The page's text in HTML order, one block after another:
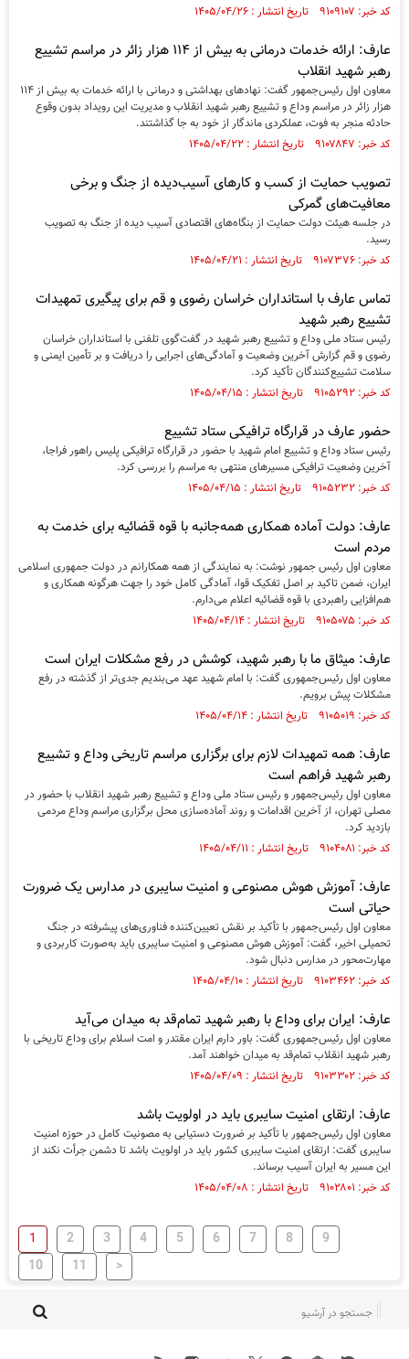
کد خبر: ۹۱۰۹۱۰۷ تاریخ انتشار : ۱۴۰۵/۰۴/۲۶
عارف: ارائه خدمات درمانی به بیش از ۱۱۴ هزار زائر در مراسم تشییع
رهبر شهید انقلاب
معاون اول رئیس‌جمهور گفت: نهاد‌های بهداشتی و درمانی با ارائه خدمات به بیش از ۱۱۴
هزار زائر در مراسم وداع و تشییع رهبر شهید انقلاب و مدیریت این رویداد بدون وقوع
حادثه منجر به فوت، عملکردی ماندگار از خود به جا گذاشتند.
کد خبر: ۹۱۰۷۸۴۷ تاریخ انتشار : ۱۴۰۵/۰۴/۲۲
تصویب حمایت از کسب و کار‌های آسیب‌دیده از جنگ و برخی
معافیت‌های گمرکی
در جلسه هیئت دولت حمایت از بنگاه‌های اقتصادی آسیب دیده از جنگ به تصویب
رسید.
کد خبر: ۹۱۰۷۳۷۶ تاریخ انتشار : ۱۴۰۵/۰۴/۲۱
تماس عارف با استانداران خراسان رضوی و قم برای پیگیری تمهیدات
تشییع رهبر شهید
رئیس ستاد ملی وداع و تشییع رهبر شهید در گفت‌گوی تلفنی با استانداران خراسان
رضوی و قم گزارش آخرین وضعیت و آمادگی‌های اجرایی را دریافت و بر تأمین ایمنی و
سلامت تشییع‌کنندگان تأکید کرد.
کد خبر: ۹۱۰۵۲۹۲ تاریخ انتشار : ۱۴۰۵/۰۴/۱۵
حضور عارف در قرارگاه ترافیکی ستاد تشییع
رئیس ستاد وداع و تشییع امام شهید با حضور در قرارگاه ترافیکی پلیس راهور فراجا،
آخرین وضعیت ترافیکی مسیر‌های منتهی به مراسم را بررسی کرد.
کد خبر: ۹۱۰۵۲۳۲ تاریخ انتشار : ۱۴۰۵/۰۴/۱۵
عارف: دولت آماده همکاری همه‌جانبه با قوه قضائیه برای خدمت به
مردم است
معاون اول رئیس جمهور نوشت: به نمایندگی از همه همکارانم در دولت جمهوری اسلامی
ایران، ضمن تاکید بر اصل تفکیک قوا، آمادگی کامل خود را جهت هرگونه همکاری و
هم‌افزایی راهبردی با قوه قضائیه اعلام می‌دارم.
کد خبر: ۹۱۰۵۰۷۵ تاریخ انتشار : ۱۴۰۵/۰۴/۱۴
عارف: میثاق ما با رهبر شهید، کوشش در رفع مشکلات ایران است
معاون اول رئیس‌جمهوری گفت: با امام شهید عهد می‌بندیم جدی‌تر از گذشته در رفع
مشکلات پیش برویم.
کد خبر: ۹۱۰۵۰۱۹ تاریخ انتشار : ۱۴۰۵/۰۴/۱۴
عارف: همه تمهیدات لازم برای برگزاری مراسم تاریخی وداع و تشییع
رهبر شهید فراهم است
معاون اول رئیس‌جمهور و رئیس ستاد ملی وداع و تشییع رهبر شهید انقلاب با حضور در
مصلی تهران، از آخرین اقدامات و روند آماده‌سازی محل برگزاری مراسم وداع مردمی
بازدید کرد.
کد خبر: ۹۱۰۴۰۸۱ تاریخ انتشار : ۱۴۰۵/۰۴/۱۱
عارف: آموزش هوش مصنوعی و امنیت سایبری در مدارس یک ضرورت
حیاتی است
معاون اول رئیس‌جمهور با تأکید بر نقش تعیین‌کننده فناوری‌های پیشرفته در جنگ
تحمیلی اخیر، گفت: آموزش هوش مصنوعی و امنیت سایبری باید به‌صورت کاربردی و
مهارت‌محور در مدارس دنبال شود.
کد خبر: ۹۱۰۳۴۶۲ تاریخ انتشار : ۱۴۰۵/۰۴/۱۰
عارف: ایران برای وداع با رهبر شهید تمام‌قد به میدان می‌آید
معاون اول رئیس‌جمهوری گفت: باور دارم ایران مقتدر و امت اسلام برای وداع تاریخی با
رهبر شهید انقلاب تمام‌قد به میدان خواهند آمد.
کد خبر: ۹۱۰۳۳۰۲ تاریخ انتشار : ۱۴۰۵/۰۴/۰۹
عارف: ارتقای امنیت سایبری باید در اولویت باشد
معاون اول رئیس‌جمهور با تأکید بر ضرورت دستیابی به مصونیت کامل در حوزه امنیت
سایبری گفت: ارتقای امنیت سایبری کشور باید در اولویت باشد تا دشمن جرأت نکند از
این مسیر به ایران آسیب برساند.
کد خبر: ۹۱۰۲۸۰۱ تاریخ انتشار : ۱۴۰۵/۰۴/۰۸
1 2 3 4 5 6 7 8
9
10
11 >